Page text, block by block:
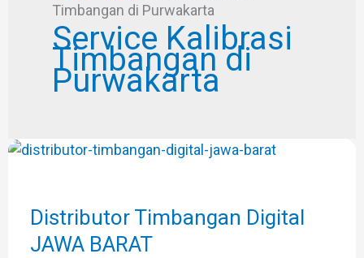
Timbangan di Purwakarta
Service Kalibrasi
Timbangan di
Purwakarta
Distributor Timbangan Digital
JAWA BARAT
Distributor
JAWA
BARAT